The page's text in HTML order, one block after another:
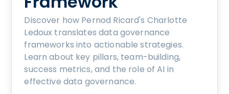
Discover how Pernod Ricard's Charlotte
Ledoux translates data governance
frameworks into actionable strategies.
Learn about key pillars, team-building,
success metrics, and the role of AI in
effective data governance.